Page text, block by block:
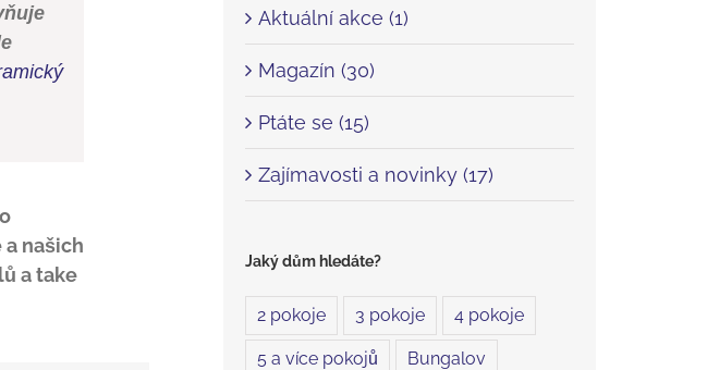
našich
a take
Aktuální akce (1)
Magazín (30)
Ptáte se (15)
Zajímavosti a novinky (17)
Jaký dům hledáte?
2 pokoje 3 pokoje 4 pokoje
5 a více pokojů Bungalov